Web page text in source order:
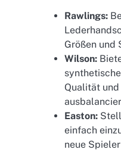
Rawlings:
Größen und
Wilson:
Qualität
Easton:
einfach
neue